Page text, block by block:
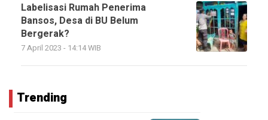
Labelisasi Rumah Penerima
Bansos, Desa di BU Belum
Bergerak?
7 April 2023 - 14:14 WIB
Trending